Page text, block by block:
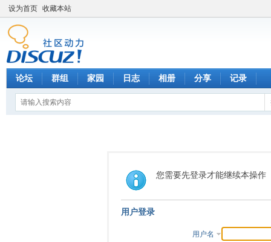
设为首页 收藏本站
论坛 群组 家园 日志 相册 分享 记录
您需要先登录才能继续本操作
用户登录
用户名